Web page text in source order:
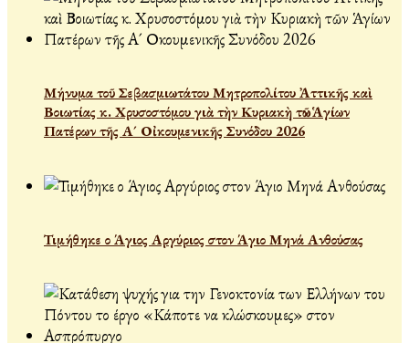
Μήνυμα τοῦ Σεβασμιωτάτου Μητροπολίτου Ἀττικῆς καὶ
Βοιωτίας κ. Χρυσοστόμου γιὰ τὴν Κυριακὴ τῶν Ἁγίων
Πατέρων τῆς Α´ Οἰκουμενικῆς Συνόδου 2026
Τιμήθηκε ο Άγιος Αργύριος στον Άγιο Μηνά Ανθούσας